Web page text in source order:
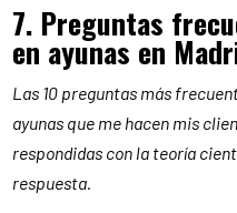
7. Preguntas
en ayunas en
Las 10 preguntas más
ayunas que me hacen mis
respondidas con la teoría
respuesta.